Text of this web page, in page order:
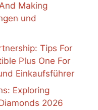
Making
und
Tips For
Plus One For
Einkaufsführer
Exploring
2026